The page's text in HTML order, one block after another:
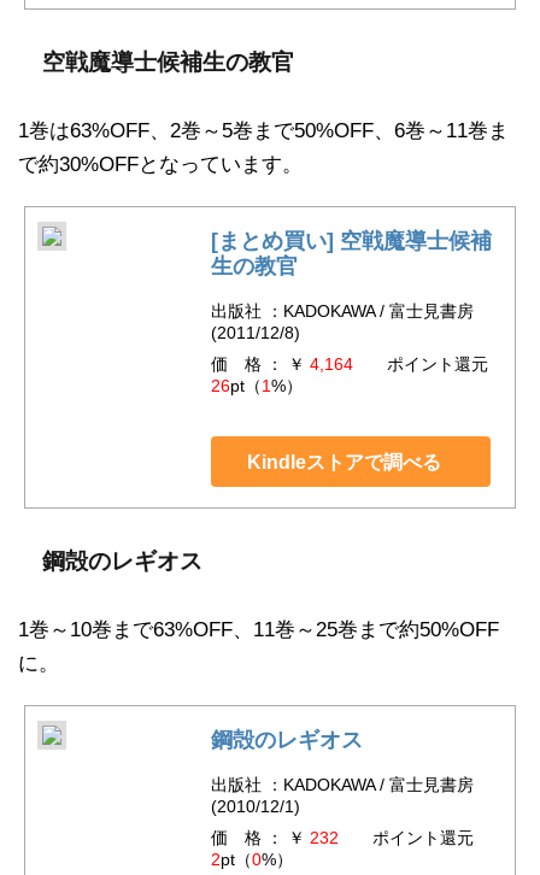
空戦魔導士候補生の教官
1巻は63%OFF、2巻～5巻まで50%OFF、6巻～11巻ま
で約30%OFFとなっています。
[まとめ買い] 空戦魔導士候補
生の教官
出版社 ：KADOKAWA / 富士見書房
(2011/12/8)
価 格 ： ￥ 4,164ポイント還元
26pt（1%）
Kindleストアで調べる
鋼殻のレギオス
1巻～10巻まで63%OFF、11巻～25巻まで約50%OFF
に。
鋼殻のレギオス
出版社 ：KADOKAWA / 富士見書房
(2010/12/1)
価 格 ： ￥ 232 ポイント還元
2pt（0%）